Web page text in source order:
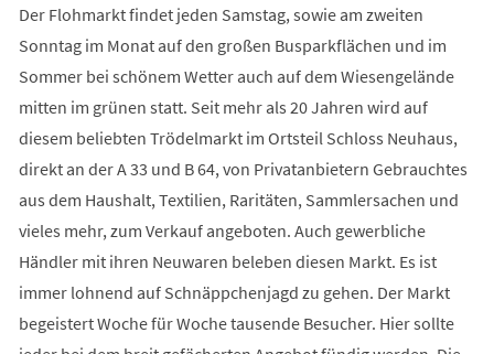
Der Flohmarkt findet jeden Samstag, sowie am zweiten
Sonntag im Monat auf den großen Busparkflächen und im
Sommer bei schönem Wetter auch auf dem Wiesengelände
mitten im grünen statt. Seit mehr als 20 Jahren wird auf
diesem beliebten Trödelmarkt im Ortsteil Schloss Neuhaus,
direkt an der A 33 und B 64, von Privatanbietern Gebrauchtes
aus dem Haushalt, Textilien, Raritäten, Sammlersachen und
vieles mehr, zum Verkauf angeboten. Auch gewerbliche
Händler mit ihren Neuwaren beleben diesen Markt. Es ist
immer lohnend auf Schnäppchenjagd zu gehen. Der Markt
begeistert Woche für Woche tausende Besucher. Hier sollte